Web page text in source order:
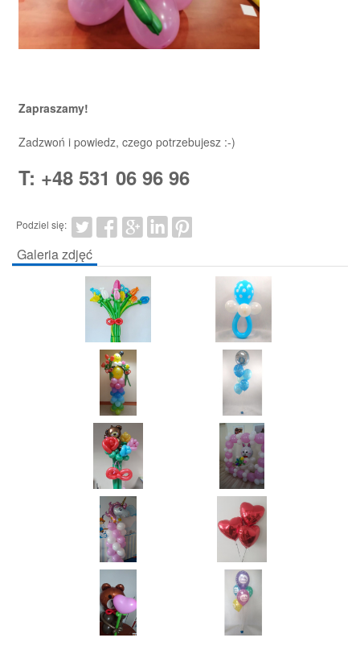
Zapraszamy!
Zadzwoń i powiedz, czego potrzebujesz :-)
T: +48 531 06 96 96
Podziel się:
Galeria zdjęć